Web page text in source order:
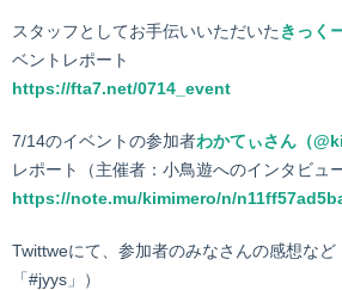
スタッフとしてお手伝いいただいた きっく
ベントレポート
https://fta7.net/0714_event
7/14のイベントの参加者わかてぃさん（
レポート（主催者：小鳥遊へのインタビュ
https://note.mu/kimimero/n/
Twittweにて、参加者のみなさんの感想など
「#jyys」）